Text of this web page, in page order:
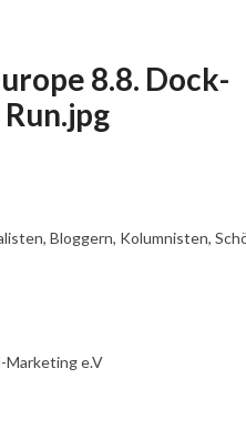
8.8. Dock-
Bloggern, Kolumnisten,
Marketing e.V